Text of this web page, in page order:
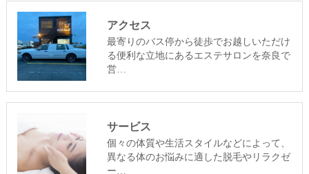
アクセス
最寄りのバス停から徒歩でお越しいただけ
る便利な立地にあるエステサロンを奈良で
営…
サービス
個々の体質や生活スタイルなどによって、
異なる体のお悩みに適した脱毛やリラクゼ
ー…